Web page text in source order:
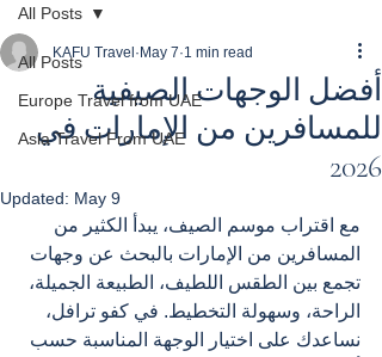
All Posts
Europe Travel from UAE
Asia Travel From UAE
All Posts
أفضل الوجهات الصيفية
للمسافرين من الإمارات في
2026
KAFU Travel May 7 1 min read
Updated: May 9
مع اقتراب موسم الصيف، يبدأ الكثير من
المسافرين من الإمارات بالبحث عن وجهات
تجمع بين الطقس اللطيف، الطبيعة الجميلة،
الراحة، وسهولة التخطيط. في كفو ترافل،
نساعدك على اختيار الوجهة المناسبة حسب